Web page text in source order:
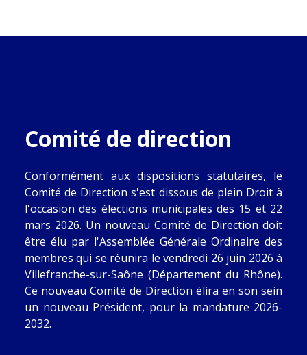
Comité de direction
Conformément aux dispositions statutaires, le
Comité de Direction s'est dissous de plein Droit à
l'occasion des élections municipales des 15 et 22
mars 2026. Un nouveau Comité de Direction doit
être élu par l'Assemblée Générale Ordinaire des
membres qui se réunira le vendredi 26 juin 2026 à
Villefranche-sur-Saône (Département du Rhône).
Ce nouveau Comité de Direction élira en son sein
un nouveau Président, pour la mandature 2026-
2032.